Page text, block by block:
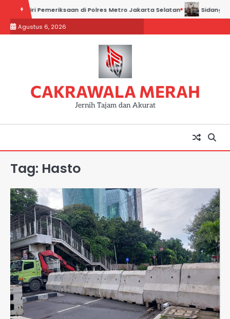
content
Hadiri Pemeriksaan di Polres Metro Jakarta Selatan Sidang
Agustus 6, 2026
CAKRAWALA MERAH
Jernih Tajam dan Akurat
Tag: Hasto